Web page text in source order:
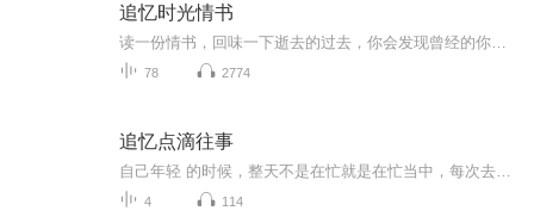
追忆时光情书
78 2774
追忆点滴往事
4 114